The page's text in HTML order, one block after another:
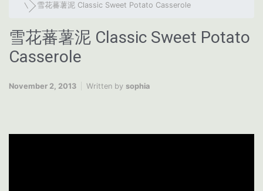
雪花蕃薯泥 Classic Sweet Potato Casserole
雪花蕃薯泥 Classic Sweet Potato
Casserole
November 2, 2013 Written by sophia